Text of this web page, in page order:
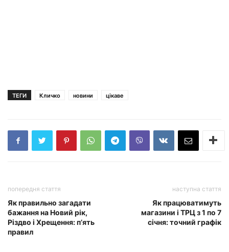
ТЕГИ Кличко новини цікаве
попередня стаття
Як правильно загадати
бажання на Новий рік,
Різдво і Хрещення: п’ять
правил
наступна стаття
Як працюватимуть
магазини і ТРЦ з 1 по 7
січня: точний графік